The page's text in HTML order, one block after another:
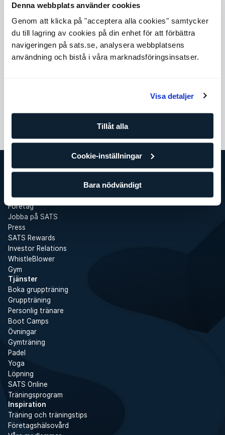
Denna webbplats använder cookies
Genom att klicka på "acceptera alla cookies" samtycker
du till lagring av cookies på din enhet för att förbättra
navigeringen på sats.se, analysera webbplatsens
användning och bistå i våra marknadsföringsinsatser.
Visa detaljer
Tillåt alla
Cookie-inställningar
Bara nödvändigt
Arbetat som sjukgymnast sedan 1986 och på SATS
sedan 2005
Idrottsskador och rehabilitering
Barn och ungdomar skador och rehabilitering
McKenzie/ MDT A-C
Boka tid
Det här är SATS
Företag
Jobba på SATS
Press
SATS Rewards
Investor Relations
WhistleBlower
Gym
Tjänster
Boka gruppträning
Gruppträning
Personlig tränare
Boot Camps
Övningar
Gymträning
Padel
Yoga
Löpning
SATS Online
Träningsprogram
Inspiration
Träning och träningstips
Företagshälsovård